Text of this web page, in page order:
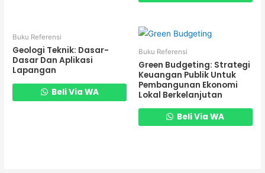
Buku Referensi
Geologi Teknik: Dasar-
Dasar Dan Aplikasi
Lapangan
Beli Via WA
Buku Referensi
Green Budgeting: Strategi
Keuangan Publik Untuk
Pembangunan Ekonomi
Lokal Berkelanjutan
Beli Via WA